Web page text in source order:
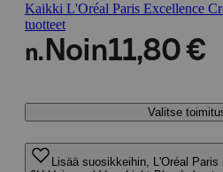
Kaikki L'Oréal Paris Excellence
tuotteet
n. Noin11,80 €
Valitse
Lisää suosikkeihin, L'Oréal